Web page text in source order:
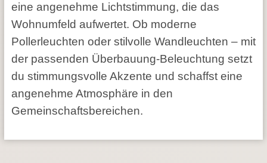
eine angenehme Lichtstimmung, die das
Wohnumfeld aufwertet. Ob moderne
Pollerleuchten oder stilvolle Wandleuchten – mit
der passenden Überbauung-Beleuchtung setzt
du stimmungsvolle Akzente und schaffst eine
angenehme Atmosphäre in den
Gemeinschaftsbereichen.